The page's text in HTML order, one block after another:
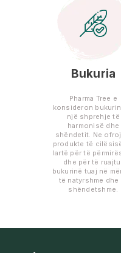
Bukuria
Pharma Tree e
konsideron
një shprehje të
harmonisë dhe
shëndetit. Ne
produkte të
lartë për të
dhe për të
bukurinë tuaj në
të natyrshme dhe
shëndetshme.